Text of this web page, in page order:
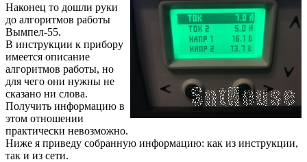
Наконец то дошли руки
до алгоритмов работы
Вымпел-55.
В инструкции к прибору
имеется описание
алгоритмов работы, но
для чего они нужны не
сказано ни слова.
Получить информацию в
этом отношении
практически невозможно.
Ниже я приведу собранную информацию: как из инструкции,
так и из сети.